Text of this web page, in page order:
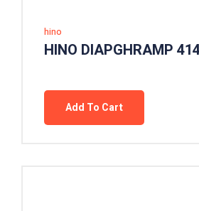
hino
HINO DIAPGHRAMP
Add To Cart